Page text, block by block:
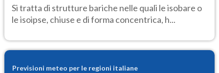
Si tratta di strutture bariche nelle quali le isobare o
le isoipse, chiuse e di forma concentrica, h...
Previsioni meteo per le regioni italiane